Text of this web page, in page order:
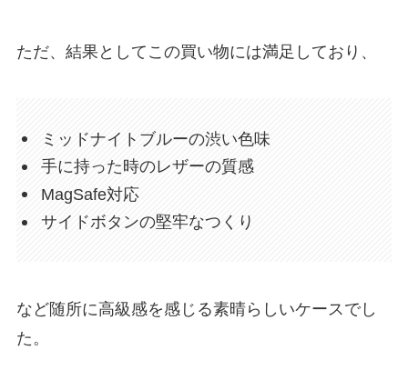
ただ、結果としてこの買い物には満足しており、
ミッドナイトブルーの渋い色味
手に持った時のレザーの質感
MagSafe対応
サイドボタンの堅牢なつくり
など随所に高級感を感じる素晴らしいケースでし
た。